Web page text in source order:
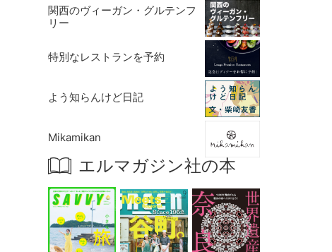
関西のヴィーガン・グルテンフ
リー
特別なレストランを予約
よう知らんけど日記
Mikamikan
エルマガジン社の本